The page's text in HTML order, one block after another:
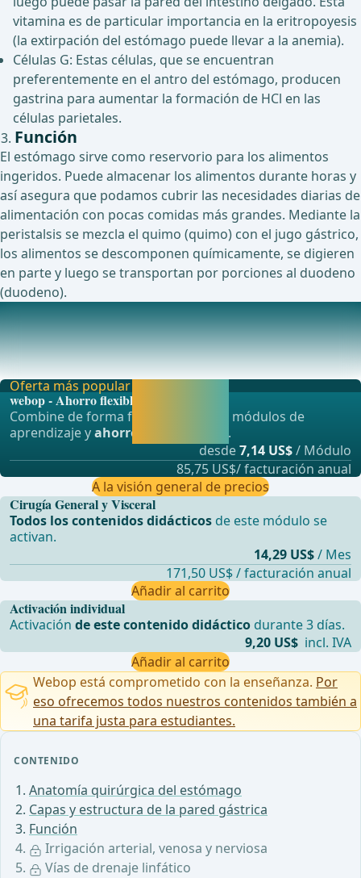
CONTENIDO
Anatomía quirúrgica del estómago
Capas y estructura de la pared gástrica
Función
Irrigación arterial, venosa y nerviosa
Vías de drenaje linfático
vitamina es de particular importancia en la eritropoyesis
(la extirpación del estómago puede llevar a la anemia).
Células G: Estas células, que se encuentran
preferentemente en el antro del estómago, producen
gastrina para aumentar la formación de HCl en las
células parietales.
Función
El estómago sirve como reservorio para los alimentos
ingeridos. Puede almacenar los alimentos durante horas y
así asegura que podamos cubrir las necesidades diarias de
alimentación con pocas comidas más grandes. Mediante la
peristalsis se mezcla el quimo (quimo) con el jugo gástrico,
los alimentos se descomponen químicamente, se digieren
en parte y luego se transportan por porciones al duodeno
(duodeno).
Irrigación arterial, venosa y nerviosa
La irrigación arterial del estómago se realiza a través de
varios vasos sanguíneos, que todos surge
Activación individual
Activaciónde este contenido didáctico durante 3 días.
9,20 US$ incl. IVA
Añadir al carrito
Oferta más popular
webop - Ahorro flexible
Combine de forma flexible nuestros módulos de
aprendizaje yahorre hasta un 50% .
desde7,14 US$/ Módulo
85,75 US$/ facturación anual
A la visión general de precios
Cirugía General y Visceral
Todos los contenidos didácticos de este módulo se
activan.
14,29 US$/ Mes
171,50 US$ / facturación anual
Añadir al carrito
Webop está comprometido con la enseñanza. Por
eso ofrecemos todos nuestros contenidos también a
una tarifa justa para estudiantes.